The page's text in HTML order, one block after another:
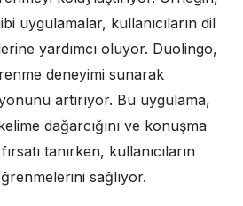
uygulamalar, kullanıcıların dil
yardımcı oluyor. Duolingo,
deneyimi sunarak
artırıyor. Bu uygulama,
dağarcığını ve konuşma
tanırken, kullanıcıların
sağlıyor.